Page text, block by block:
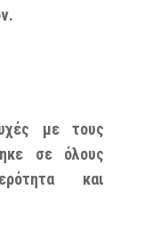
με τους
σε όλους
και